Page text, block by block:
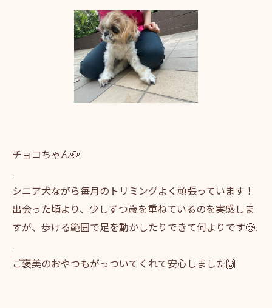
チョコちゃん🐶.
.
シニア犬ながら毎月のトリミングよく頑張っています！
出会った頃より、少しずつ歳を重ねているのを実感しま
すが、歩ける範囲で足を動かしたりできて何よりです🥲.
.
ご褒美のおやつもがっついてくれて安心しました🙌